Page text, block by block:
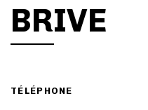
BRIVE
TÉLÉPHONE